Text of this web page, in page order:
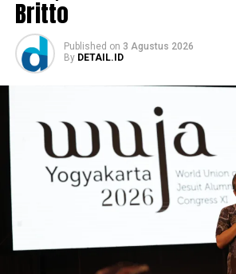
Britto
Published on 3 Agustus 2026
By DETAIL.ID